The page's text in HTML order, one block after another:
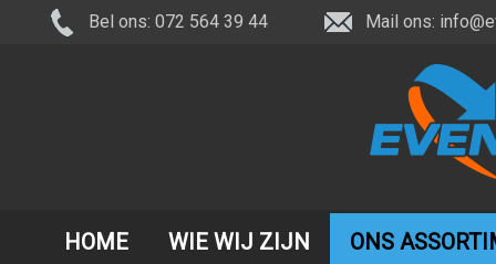
Bel ons: 072 564 39 44 Mail ons:
HOME WIE WIJ ZIJN ONS